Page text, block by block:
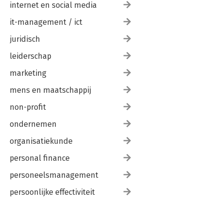
internet en social media
it-management / ict
juridisch
leiderschap
marketing
mens en maatschappij
non-profit
ondernemen
organisatiekunde
personal finance
personeelsmanagement
persoonlijke effectiviteit